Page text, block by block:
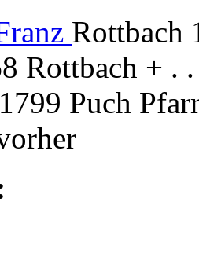
Rottbach
Rottbach + .
Puch